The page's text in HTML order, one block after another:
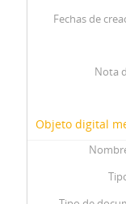
Fechas de
Nota
Objeto digital